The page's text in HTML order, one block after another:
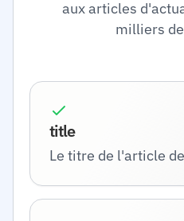
aux articles
milliers
title
Le titre de l'article